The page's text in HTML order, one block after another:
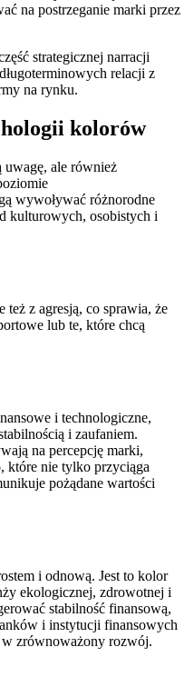
na postrzeganie marki przez
strategicznej narracji
relacji z
na rynku.
kolorów
ale również
wywoływać różnorodne
kulturowych, osobistych i
też z agresją, co sprawia, że
lub te, które chcą
i technologiczne,
i zaufaniem.
na percepcję marki,
które nie tylko przyciąga
pożądane wartości
i odnową. Jest to kolor
ekologicznej, zdrowotnej i
stabilność finansową,
i instytucji finansowych
w zrównoważony rozwój.